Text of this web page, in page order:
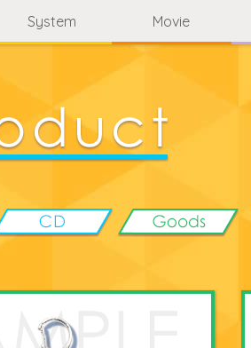
System Movie